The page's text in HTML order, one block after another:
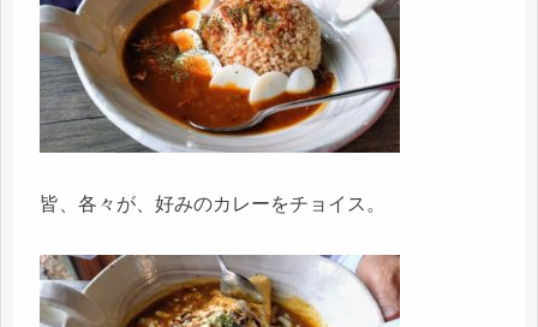
皆、各々が、好みのカレーをチョイス。